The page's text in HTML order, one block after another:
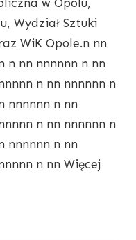
Wydział Sztuki
WiK Opole.n nn
n nn nnnnnn n nn
n nn nnnnnn n
nnnnnn n nn
n nn nnnnnn n
nnnnnn n nn
n nn Więcej